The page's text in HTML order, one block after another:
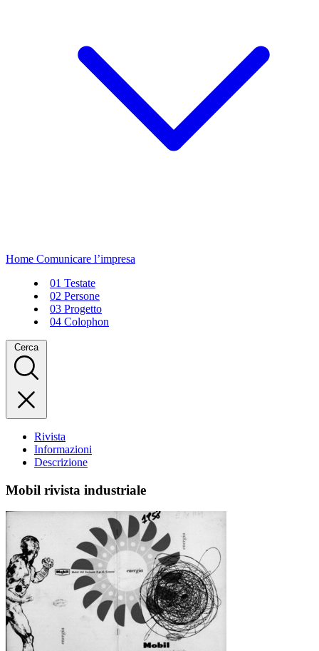
Home Comunicare l’impresa
01 Testate
02 Persone
03 Progetto
04 Colophon
Cerca
Rivista
Informazioni
Descrizione
Mobil rivista industriale